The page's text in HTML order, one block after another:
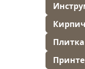
Кирпич
Плитка